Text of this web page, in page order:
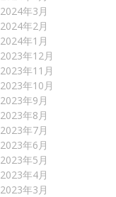
2024年3月
2024年2月
2024年1月
2023年12月
2023年11月
2023年10月
2023年9月
2023年8月
2023年7月
2023年6月
2023年5月
2023年4月
2023年3月